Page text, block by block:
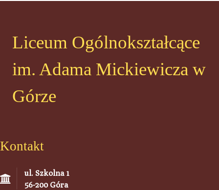
Liceum Ogólnokształcące
im. Adama Mickiewicza w
Górze
Kontakt
ul. Szkolna 1
56-200 Góra